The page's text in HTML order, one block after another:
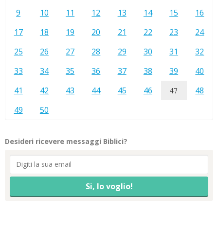
9
10 11 12 13 14 15
16
17
18 19 20 21 22 23
24
25
26 27 28 29 30 31
32
33
34 35 36 37 38 39
40
41
42 43 44 45 46 47
48
49
50
Desideri ricevere messaggi Biblici?